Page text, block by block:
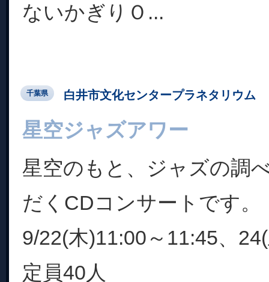
ないかぎりＯ...
千葉県 白井市文化センタープラネタリウム
星空ジャズアワー
星空のもと、ジャズの調
だくCDコンサートです。
9/22(木)11:00～11:45、
定員40人